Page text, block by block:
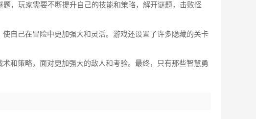
，玩家需要不断提升自己的技能和策略，解开谜题，击败怪
自己在冒险中更加强大和灵活。游戏还设置了许多隐藏的关卡
和策略，面对更加强大的敌人和考验。最终，只有那些智慧勇